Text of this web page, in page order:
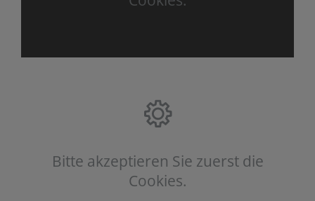
Bitte akzeptieren Sie zuerst die
Cookies.